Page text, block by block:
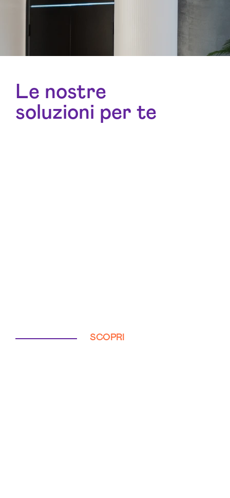
Le nostre
soluzioni per te
SCOPRI